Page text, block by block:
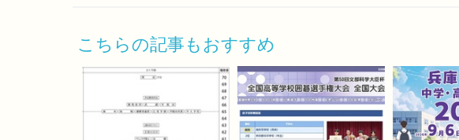
こちらの記事もおすすめ